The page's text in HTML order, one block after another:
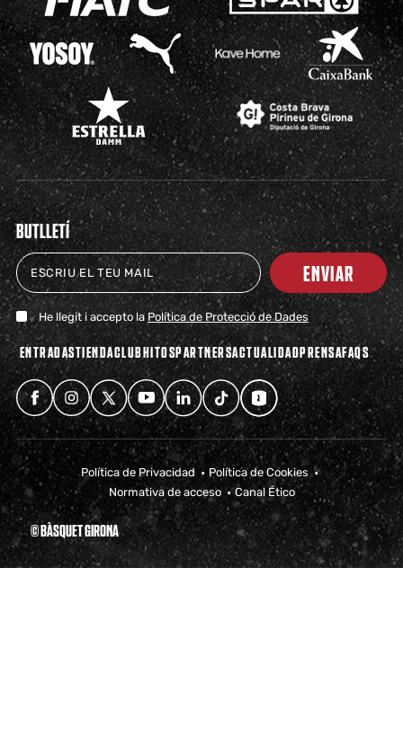
BUTLLETÍ
ENVIAR
He llegit i accepto la Política de Protecció de Dades
ENTRADASTIENDACLUBHITOSPARTNERSACTUALIDADPRENSAFAQS
Política de Privacidad
Política de Cookies
Normativa de acceso
Canal Ético
© BÀSQUET GIRONA